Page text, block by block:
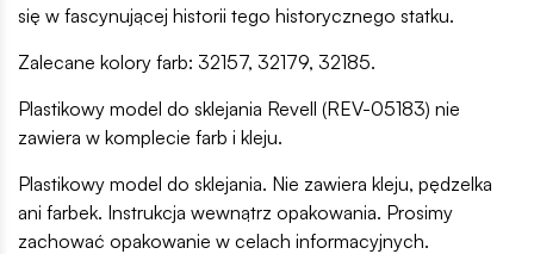
się w fascynującej historii tego historycznego statku.
Zalecane kolory farb: 32157, 32179, 32185.
Plastikowy model do sklejania Revell (REV-05183) nie
zawiera w komplecie farb i kleju.
Plastikowy model do sklejania. Nie zawiera kleju, pędzelka
ani farbek. Instrukcja wewnątrz opakowania. Prosimy
zachować opakowanie w celach informacyjnych.